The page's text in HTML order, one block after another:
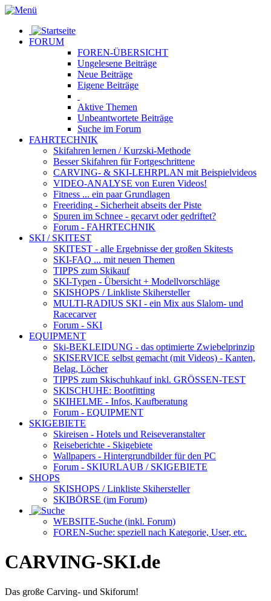
FORUM
FOREN-ÜBERSICHT
Ungelesene Beiträge
Neue Beiträge
Eigene Beiträge
Aktive Themen
Unbeantwortete Beiträge
Suche im Forum
FAHRTECHNIK
Skifahren lernen / Kurzski-Methode
Besser Skifahren für Fortgeschrittene
CARVING- & SKI-LEHRPLAN mit Beispielvideos
VIDEO-ANALYSE von Euren Videos!
Fitness ... ein paar Grundlagen
Freeriding - Sicherheit abseits der Piste
Spuren im Schnee - gecarvt oder gedriftet?
Forum - FAHRTECHNIK
SKI / SKITEST
SKITEST - alle Ergebnisse der großen Skitests
SKI-FAQ ... mit neuen Themen
TIPPS zum Skikauf
SKI-Typen - Übersicht + Modellvorschläge
SKISHOPS / Linkliste Skihersteller
MULTI-RADIUS SKI - ein Mix aus Slalom- und
Racecarver
Forum - SKI
EQUIPMENT
Ski-BEKLEIDUNG - das optimierte Zwiebelprinzip
SKISERVICE selbst gemacht (mit Videos) - Kanten,
Belag, Löcher
TIPPS zum Skischuhkaufinkl. GRÖSSEN-TEST
SKISCHUHE: Bootfitting
SKIHELME - Infos, Kaufberatung
Forum - EQUIPMENT
SKIGEBIETE
Skireisen - Hotels und Reiseveranstalter
Reiseberichte - Skigebiete
Wallpapers - Hintergrundbilder für den PC
Forum - SKIURLAUB / SKIGEBIETE
SHOPS
SKISHOPS / Linkliste Skihersteller
SKIBÖRSE (im Forum)
WEBSITE-Suche (inkl. Forum)
FOREN-Suche: speziell nach Kategorie, User, etc.
CARVING-SKI.de
Das große Carving- und Skiforum!